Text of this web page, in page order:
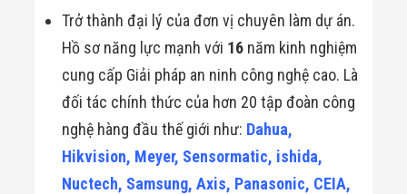
Trở thành đại lý của đơn vị chuyên làm dự án.
Hồ sơ năng lực mạnh với 16 năm kinh nghiệm
cung cấp Giải pháp an ninh công nghệ cao. Là
đối tác chính thức của hơn 20 tập đoàn công
nghệ hàng đầu thế giới như: Dahua,
Hikvision, Meyer, Sensormatic, ishida,
Nuctech, Samsung, Axis, Panasonic, CEIA,